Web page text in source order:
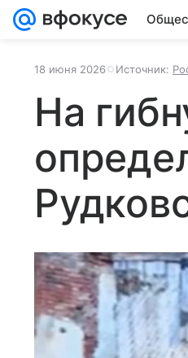
18 июня 2026 Источник:
На